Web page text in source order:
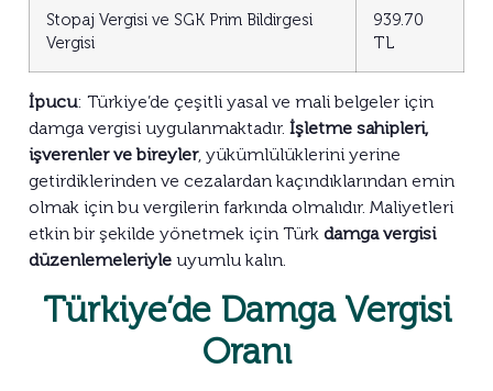
Stopaj Vergisi ve SGK Prim Bildirgesi
Vergisi
939.70
TL
İpucu: Türkiye’de çeşitli yasal ve mali belgeler için
damga vergisi uygulanmaktadır. İşletme sahipleri,
işverenler ve bireyler, yükümlülüklerini yerine
getirdiklerinden ve cezalardan kaçındıklarından emin
olmak için bu vergilerin farkında olmalıdır. Maliyetleri
etkin bir şekilde yönetmek için Türk damga vergisi
düzenlemeleriyle uyumlu kalın.
Türkiye’de Damga Vergisi
Oranı